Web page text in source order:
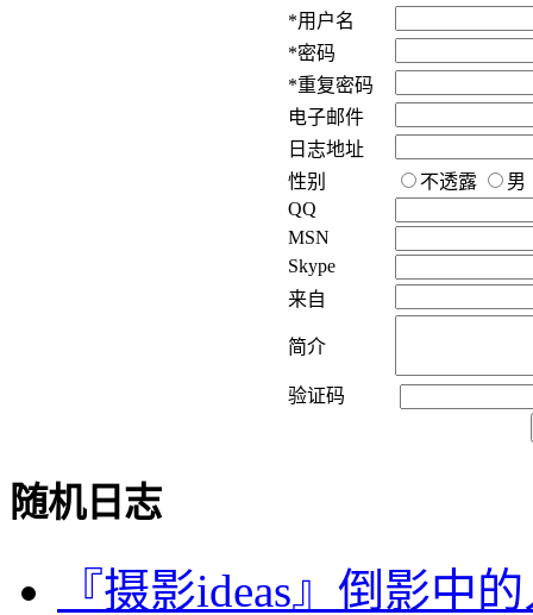
*用户名
*密码
*重复密码
电子邮件
日志地址
性别
不透露
男
QQ
MSN
Skype
来自
简介
验证码
随机日志
『摄影ideas』倒影中